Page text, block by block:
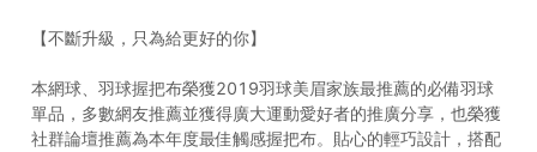
【不斷升級，只為給更好的你】
本網球、羽球握把布榮獲2019羽球美眉家族最推薦的必備羽球
單品，多數網友推薦並獲得廣大運動愛好者的推廣分享，也榮獲
社群論壇推薦為本年度最佳觸感握把布。貼心的輕巧設計，搭配